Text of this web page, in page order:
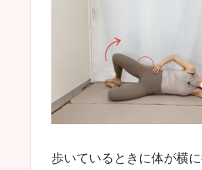
歩いているときに体が横